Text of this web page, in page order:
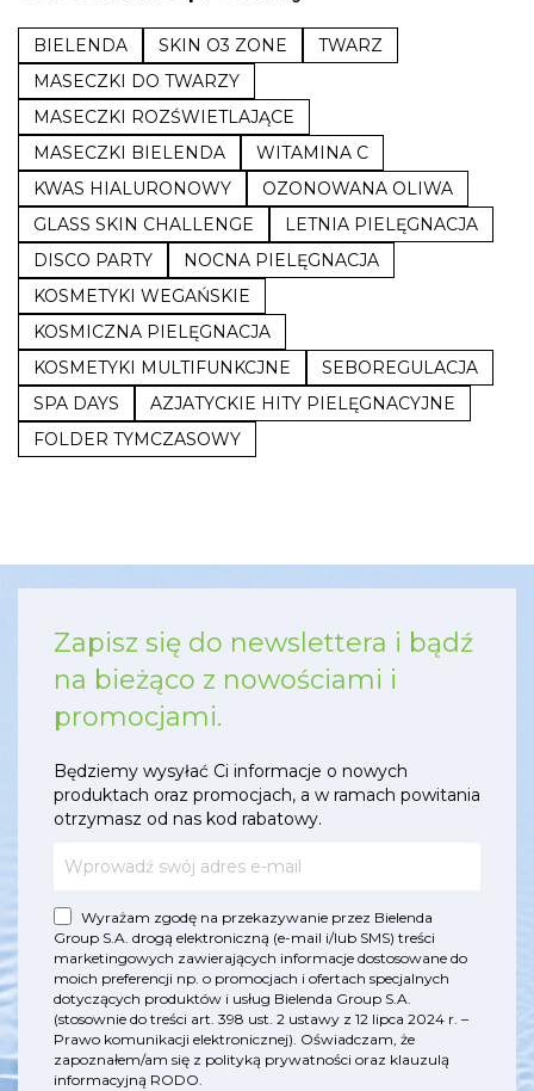
BIELENDA SKIN O3 ZONE
TWARZ
MASECZKI DO TWARZY
MASECZKI ROZŚWIETLAJĄCE
MASECZKI BIELENDA
WITAMINA C
KWAS HIALURONOWY
OZONOWANA OLIWA
GLASS SKIN CHALLENGE
LETNIA PIELĘGNACJA
DISCO PARTY
NOCNA PIELĘGNACJA
KOSMETYKI WEGAŃSKIE
KOSMICZNA PIELĘGNACJA
KOSMETYKI MULTIFUNKCJNE
SEBOREGULACJA
SPA DAYS
AZJATYCKIE HITY PIELĘGNACYJNE
FOLDER TYMCZASOWY
Zapisz się do newslettera i bądź
na bieżąco z nowościami i
promocjami.
Będziemy wysyłać Ci informacje o nowych
produktach oraz promocjach, a w ramach powitania
otrzymasz od nas kod rabatowy.
Wyrażam zgodę na przekazywanie przez Bielenda
Group S.A. drogą elektroniczną (e-mail i/lub SMS) treści
marketingowych zawierających informacje dostosowane do
moich preferencji np. o promocjach i ofertach specjalnych
dotyczących produktów i usług Bielenda Group S.A.
(stosownie do treści art. 398 ust. 2 ustawy z 12 lipca 2024 r. –
Prawo komunikacji elektronicznej). Oświadczam, że
zapoznałem/am się z polityką prywatności oraz klauzulą
informacyjną RODO.